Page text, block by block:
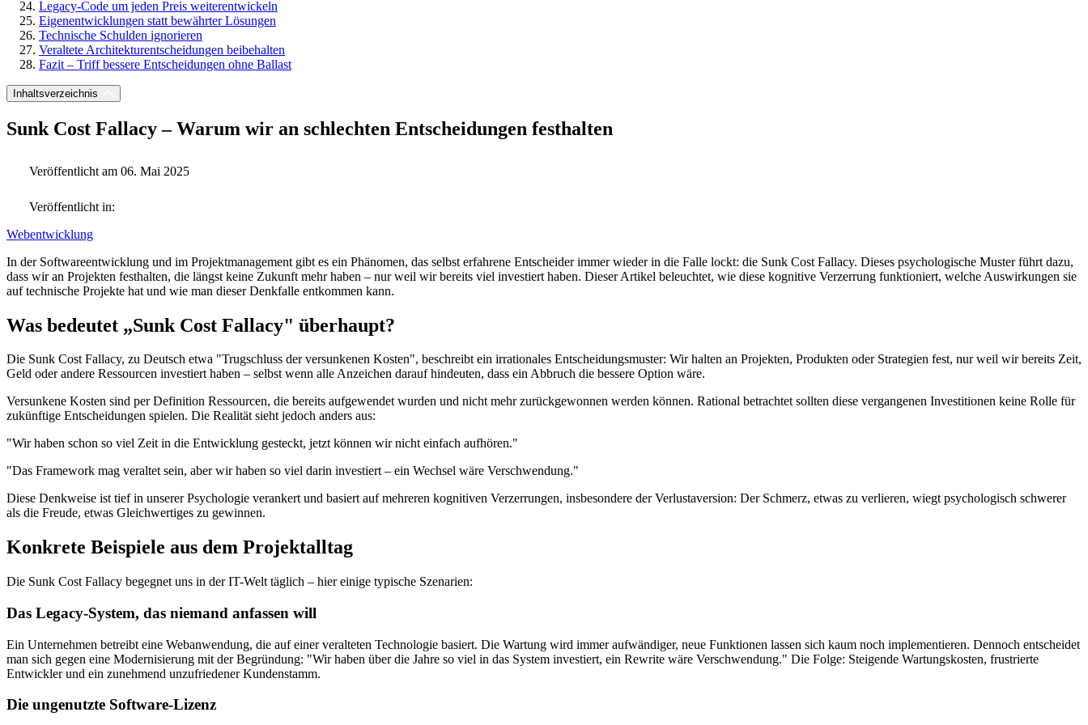
Legacy-Code um jeden Preis weiterentwickeln
Eigenentwicklungen statt bewährter Lösungen
Technische Schulden ignorieren
Veraltete Architekturentscheidungen beibehalten
Fazit – Triff bessere Entscheidungen ohne Ballast
Inhaltsverzeichnis
Sunk Cost Fallacy – Warum wir an schlechten Entscheidungen festhalten
Veröffentlicht am 06. Mai 2025
Veröffentlicht in:
Webentwicklung
In der Softwareentwicklung und im Projektmanagement gibt es ein Phänomen, das selbst erfahrene Entscheider immer wieder in die Falle lockt: die Sunk Cost Fallacy. Dieses psychologische Muster führt dazu,
dass wir an Projekten festhalten, die längst keine Zukunft mehr haben – nur weil wir bereits viel investiert haben. Dieser Artikel beleuchtet, wie diese kognitive Verzerrung funktioniert, welche Auswirkungen sie
auf technische Projekte hat und wie man dieser Denkfalle entkommen kann.
Was bedeutet „Sunk Cost Fallacy" überhaupt?
Die Sunk Cost Fallacy, zu Deutsch etwa "Trugschluss der versunkenen Kosten", beschreibt ein irrationales Entscheidungsmuster: Wir halten an Projekten, Produkten oder Strategien fest, nur weil wir bereits Zeit,
Geld oder andere Ressourcen investiert haben – selbst wenn alle Anzeichen darauf hindeuten, dass ein Abbruch die bessere Option wäre.
Versunkene Kosten sind per Definition Ressourcen, die bereits aufgewendet wurden und nicht mehr zurückgewonnen werden können. Rational betrachtet sollten diese vergangenen Investitionen keine Rolle für
zukünftige Entscheidungen spielen. Die Realität sieht jedoch anders aus:
"Wir haben schon so viel Zeit in die Entwicklung gesteckt, jetzt können wir nicht einfach aufhören."
"Das Framework mag veraltet sein, aber wir haben so viel darin investiert – ein Wechsel wäre Verschwendung."
Diese Denkweise ist tief in unserer Psychologie verankert und basiert auf mehreren kognitiven Verzerrungen, insbesondere der Verlustaversion: Der Schmerz, etwas zu verlieren, wiegt psychologisch schwerer
als die Freude, etwas Gleichwertiges zu gewinnen.
Konkrete Beispiele aus dem Projektalltag
Die Sunk Cost Fallacy begegnet uns in der IT-Welt täglich – hier einige typische Szenarien:
Das Legacy-System, das niemand anfassen will
Ein Unternehmen betreibt eine Webanwendung, die auf einer veralteten Technologie basiert. Die Wartung wird immer aufwändiger, neue Funktionen lassen sich kaum noch implementieren. Dennoch entscheidet
man sich gegen eine Modernisierung mit der Begründung: "Wir haben über die Jahre so viel in das System investiert, ein Rewrite wäre Verschwendung." Die Folge: Steigende Wartungskosten, frustrierte
Entwickler und ein zunehmend unzufriedener Kundenstamm.
Die ungenutzte Software-Lizenz